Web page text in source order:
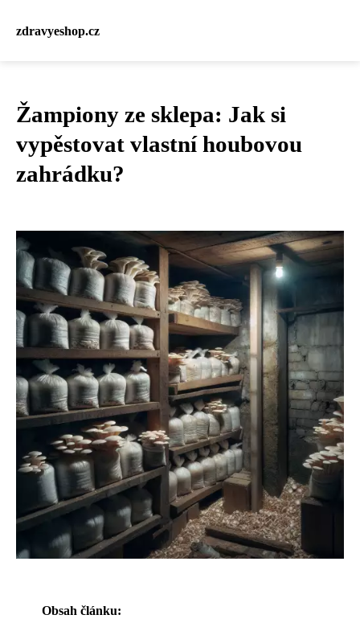
zdravyeshop.cz
Žampiony ze sklepa: Jak si
vypěstovat vlastní houbovou
zahrádku?
Obsah článku: